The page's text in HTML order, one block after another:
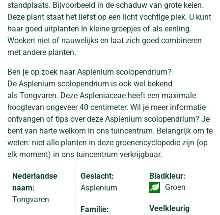
standplaats. Bijvoorbeeld in de schaduw van grote keien.
Deze plant staat het liefst op een licht vochtige plek. U kunt
haar goed uitplanten In kleine groepjes of als eenling.
Woekert niet of nauwelijks en laat zich goed combineren
met andere planten.
Ben je op zoek naar Asplenium scolopendrium?
De Asplenium scolopendrium is ook wel bekend
als Tongvaren. Deze Aspleniaceae heeft een maximale
hoogtevan ongeveer 40 centimeter. Wil je meer informatie
ontvangen of tips over deze Asplenium scolopendrium? Je
bent van harte welkom in ons tuincentrum. Belangrijk om te
weten: niet alle planten in deze groenencyclopedie zijn (op
elk moment) in ons tuincentrum verkrijgbaar.
Nederlandse
naam:
Tongvaren
Geslacht:
Asplenium
Familie:
Bladkleur:
Groen
Veelkleurig